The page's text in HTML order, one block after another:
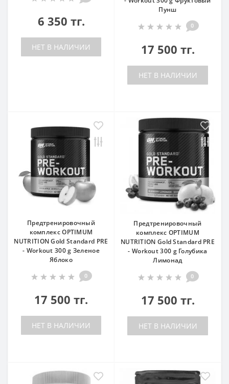
6 350 тг.
НЕТ В НАЛИЧИИ
Пунш
0
17 500 тг.
НЕТ В НАЛИЧИИ
Предтренировочный
комплекс OPTIMUM
NUTRITION Gold Standard PRE
- Workout 300 g Зеленое
Яблоко
0
17 500 тг.
НЕТ В НАЛИЧИИ
Предтренировочный
комплекс OPTIMUM
NUTRITION Gold Standard PRE
- Workout 300 g Голубика
Лимонад
0
17 500 тг.
НЕТ В НАЛИЧИИ